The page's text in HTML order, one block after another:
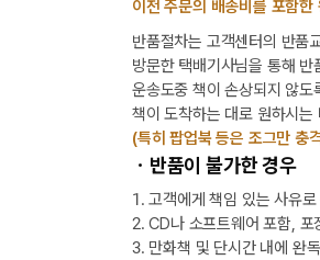
이전 주문의 배송비를 포함한
반품절차는 고객센터의 반품
방문한 택배기사님을 통해
운송도중 책이 손상되지 않도
책이 도착하는 대로 원하시
(특히 팝업북 등은 조그만 충
ㆍ반품이 불가한 경우
1. 고객에게 책임 있는 사유
2. CD나 소프트웨어 포함, 포
3. 만화책 및 단시간 내에 완